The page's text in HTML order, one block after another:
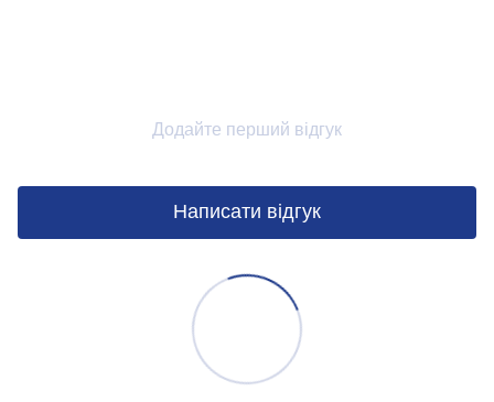
Додайте перший відгук
Написати відгук